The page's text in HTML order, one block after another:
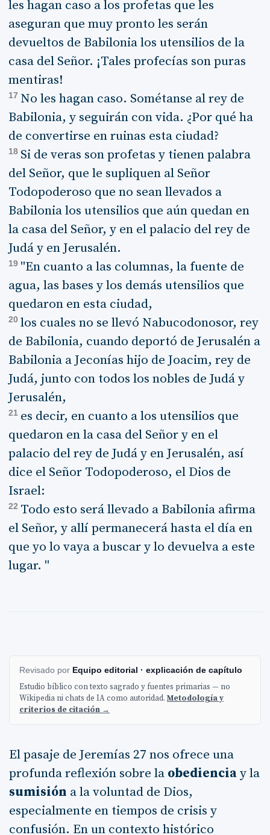
les hagan caso a los profetas que les
aseguran que muy pronto les serán
devueltos de Babilonia los utensilios de la
casa del Señor. ¡Tales profecías son puras
mentiras!
17 No les hagan caso. Sométanse al rey de
Babilonia, y seguirán con vida. ¿Por qué ha
de convertirse en ruinas esta ciudad?
18 Si de veras son profetas y tienen palabra
del Señor, que le supliquen al Señor
Todopoderoso que no sean llevados a
Babilonia los utensilios que aún quedan en
la casa del Señor, y en el palacio del rey de
Judá y en Jerusalén.
19 "En cuanto a las columnas, la fuente de
agua, las bases y los demás utensilios que
quedaron en esta ciudad,
20 los cuales no se llevó Nabucodonosor, rey
de Babilonia, cuando deportó de Jerusalén a
Babilonia a Jeconías hijo de Joacim, rey de
Judá, junto con todos los nobles de Judá y
Jerusalén,
21 es decir, en cuanto a los utensilios que
quedaron en la casa del Señor y en el
palacio del rey de Judá y en Jerusalén, así
dice el Señor Todopoderoso, el Dios de
Israel:
22 Todo esto será llevado a Babilonia afirma
el Señor, y allí permanecerá hasta el día en
que yo lo vaya a buscar y lo devuelva a este
lugar. "
Revisado por Equipo editorial · explicación de capítulo
Estudio bíblico con texto sagrado y fuentes primarias — no
Wikipedia ni chats de IA como autoridad.Metodología y
criterios de citación →
El pasaje de Jeremías 27 nos ofrece una
profunda reflexión sobre la obedienciay la
sumisión a la voluntad de Dios,
especialmente en tiempos de crisis y
confusión. En un contexto histórico